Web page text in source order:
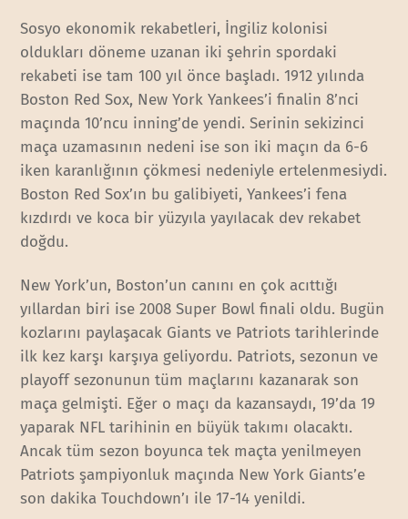
Sosyo ekonomik rekabetleri, İngiliz kolonisi
oldukları döneme uzanan iki şehrin spordaki
rekabeti ise tam 100 yıl önce başladı. 1912 yılında
Boston Red Sox, New York Yankees’i finalin 8’nci
maçında 10’ncu inning’de yendi. Serinin sekizinci
maça uzamasının nedeni ise son iki maçın da 6-6
iken karanlığının çökmesi nedeniyle ertelenmesiydi.
Boston Red Sox’ın bu galibiyeti, Yankees’i fena
kızdırdı ve koca bir yüzyıla yayılacak dev rekabet
doğdu.
New York’un, Boston’un canını en çok acıttığı
yıllardan biri ise 2008 Super Bowl finali oldu. Bugün
kozlarını paylaşacak Giants ve Patriots tarihlerinde
ilk kez karşı karşıya geliyordu. Patriots, sezonun ve
playoff sezonunun tüm maçlarını kazanarak son
maça gelmişti. Eğer o maçı da kazansaydı, 19’da 19
yaparak NFL tarihinin en büyük takımı olacaktı.
Ancak tüm sezon boyunca tek maçta yenilmeyen
Patriots şampiyonluk maçında New York Giants’e
son dakika Touchdown’ı ile 17-14 yenildi.